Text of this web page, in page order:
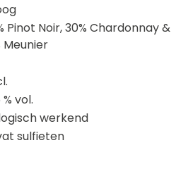
Pinot Noir, 30% Chardonnay &
Meunier
% vol.
werkend
sulfieten